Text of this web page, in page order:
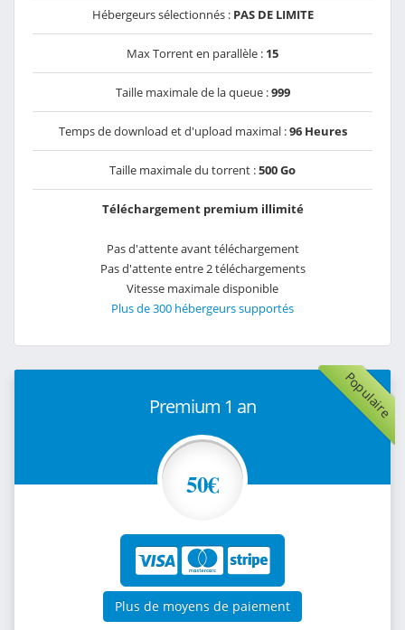
Hébergeurs sélectionnés : PAS DE LIMITE
Max Torrent en parallèle : 15
Taille maximale de la queue :999
Temps de download et d'upload maximal :96 Heures
Taille maximale du torrent :500 Go
Téléchargement premium illimité
Pas d'attente avant téléchargement
Pas d'attente entre 2 téléchargements
Vitesse maximale disponible
Plus de 300 hébergeurs supportés
Populaire
Premium 1 an
50€
Plus de moyens de paiement